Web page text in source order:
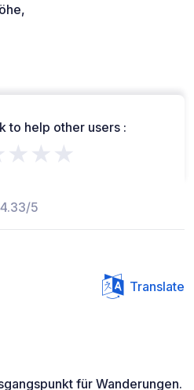
to help other users :
4.33/5
Translate
für Wanderungen.